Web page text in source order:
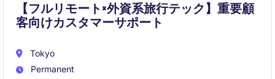
【フルリモート×外資系旅行テック】重要顧
客向けカスタマーサポート
Tokyo
Permanent